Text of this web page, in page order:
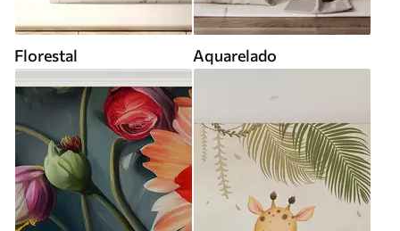
Florestal Aquarelado